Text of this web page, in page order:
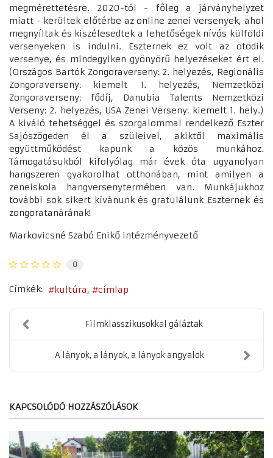
megmérettetésre. 2020-tól - főleg a járványhelyzet
miatt - kerültek előtérbe az online zenei versenyek, ahol
megnyíltak és kiszélesedtek a lehetőségek nívós külföldi
versenyeken is indulni. Eszternek ez volt az ötödik
versenye, és mindegyiken gyönyörű helyezéseket ért el.
(Országos Bartók Zongoraverseny: 2. helyezés, Regionális
Zongoraverseny: kiemelt 1. helyezés, Nemzetközi
Zongoraverseny: fődíj, Danubia Talents Nemzetközi
Verseny: 2. helyezés, USA Zenei Verseny: kiemelt 1. hely.)
A kiváló tehetséggel és szorgalommal rendelkező Eszter
Sajószögeden él a szüleivel, akiktől maximális
együttműködést kapunk a közös munkához.
Támogatásukból kifolyólag már évek óta ugyanolyan
hangszeren gyakorolhat otthonában, mint amilyen a
zeneiskola hangversenytermében van. Munkájukhoz
további sok sikert kívánunk és gratulálunk Eszternek és
zongoratanárának!
Markovicsné Szabó Enikő intézményvezető
0
Címkék: kultúra címlap
Filmklasszikusokkal gáláztak
A lányok, a lányok, a lányok angyalok
KAPCSOLÓDÓ HOZZÁSZÓLÁSOK